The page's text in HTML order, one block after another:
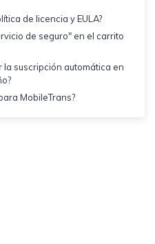
de licencia y EULA?
de seguro" en el carrito
la suscripción automática en
MobileTrans?